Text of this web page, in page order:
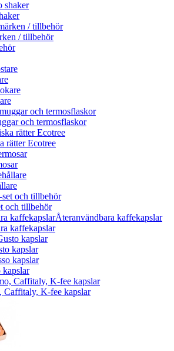
/ tillbehör
och termosflaskor
rätter Ecotree
och tillbehör
Återanvändbara kaffekapslar
kapslar
kapslar
Caffitaly, K-fee kapslar